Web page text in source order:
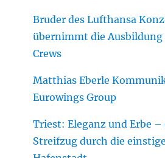
Bruder des Lufthansa
übernimmt die
Crews
Matthias Eberle
Eurowings Group
Triest: Eleganz und Erbe
Streifzug durch die